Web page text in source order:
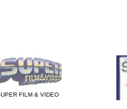
FILM & VIDEO